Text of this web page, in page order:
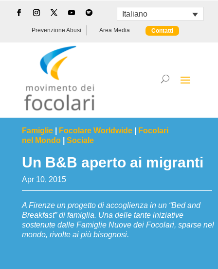
Italiano
Prevenzione Abusi Area Media Contatti
Famiglie| Focolare Worldwide|
Focolari
nel Mondo| Sociale
Un B&B aperto ai migranti
Apr 10, 2015
A Firenze un progetto di accoglienza in un “Bed and
Breakfast” di famiglia. Una delle tante iniziative
sostenute dalle Famiglie Nuove dei Focolari, sparse nel
mondo, rivolte ai più bisognosi.